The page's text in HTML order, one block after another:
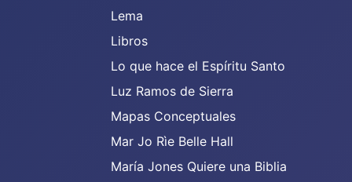
Lema
Libros
Lo que hace el Espíritu Santo
Luz Ramos de Sierra
Mapas Conceptuales
Mar Jo Rìe Belle Hall
María Jones Quiere una Biblia